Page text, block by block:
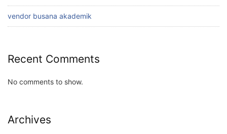
vendor busana akademik
Recent Comments
No comments to show.
Archives